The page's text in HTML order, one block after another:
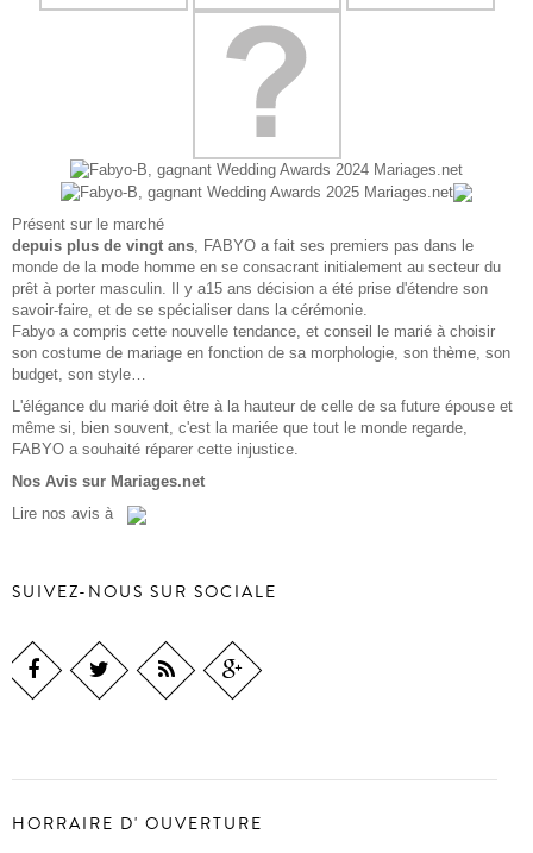
Présent sur le marché
depuis plus de vingt ans, FABYO a fait ses premiers pas dans le
monde de la mode homme en se consacrant initialement au secteur du
prêt à porter masculin. Il y a15 ans décision a été prise d'étendre son
savoir-faire, et de se spécialiser dans la cérémonie.
Fabyo a compris cette nouvelle tendance, et conseil le marié à choisir
son costume de mariage en fonction de sa morphologie, son thème, son
budget, son style…
L'élégance du marié doit être à la hauteur de celle de sa future épouse et
même si, bien souvent, c'est la mariée que tout le monde regarde,
FABYO a souhaité réparer cette injustice.
Nos Avis sur Mariages.net
Lire nos avis à
SUIVEZ-NOUS SUR SOCIALE
HORRAIRE D' OUVERTURE